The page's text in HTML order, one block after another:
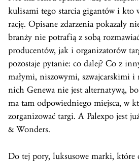
kulisami tego starcia gigantów i kto
rację. Opisane zdarzenia pokazały
branży nie potrafią z sobą
producentów, jak i organizatorów
pozostaje pytanie: co dalej? Co z
małymi, niszowymi, szwajcarskimi i
nich Genewa nie jest alternatywą,
ma tam odpowiedniego miejsca, w
zorganizować targi. A Palexpo jest
& Wonders.
Do tej pory, luksusowe marki, które